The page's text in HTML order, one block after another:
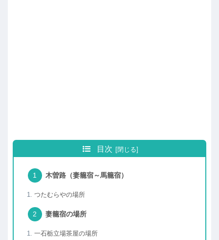
目次
木曽路（妻籠宿～馬籠宿）
つたむらやの場所
妻籠宿の場所
一石栃立場茶屋の場所